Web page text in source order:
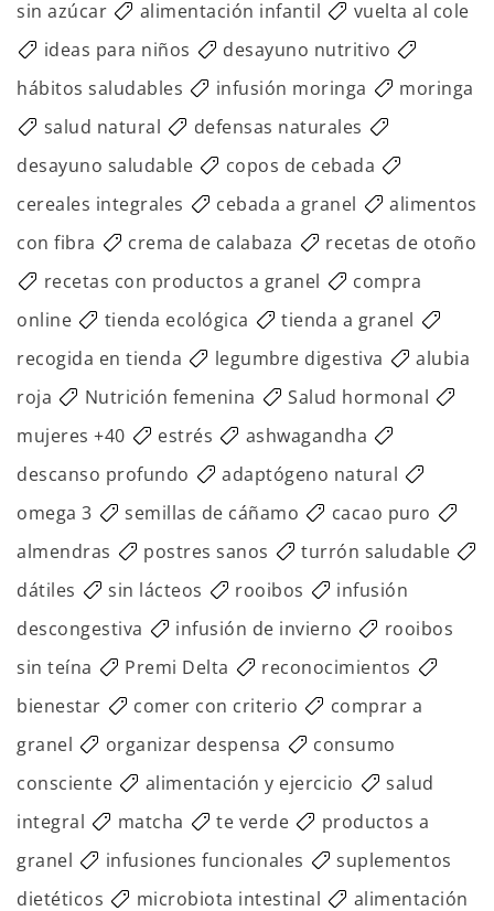
sin azúcar
alimentación infantil
vuelta al cole
ideas para niños
desayuno nutritivo
hábitos saludables
infusión moringa
moringa
salud natural
defensas naturales
desayuno saludable
copos de cebada
cereales integrales
cebada a granel
alimentos
con fibra
crema de calabaza
recetas de otoño
recetas con productos a granel
compra
online
tienda ecológica
tienda a granel
recogida en tienda
legumbre digestiva
alubia
roja
Nutrición femenina
Salud hormonal
mujeres +40
estrés
ashwagandha
descanso profundo
adaptógeno natural
omega 3
semillas de cáñamo
cacao puro
almendras
postres sanos
turrón saludable
dátiles
sin lácteos rooibos
infusión
descongestiva
infusión de invierno
rooibos
sin teína
Premi Delta
reconocimientos
bienestar
comer con criterio
comprar a
granel
organizar despensa
consumo
consciente
alimentación y ejercicio
salud
integral
matcha te verde
productos a
granel
infusiones funcionales
suplementos
dietéticos
microbiota intestinal alimentación